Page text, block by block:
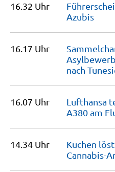
16.32 Uhr
Azubis
16.17 Uhr
nach
16.07 Uhr
Lufthansa
A380 am
14.34 Uhr
Kuchen
Cannabis-